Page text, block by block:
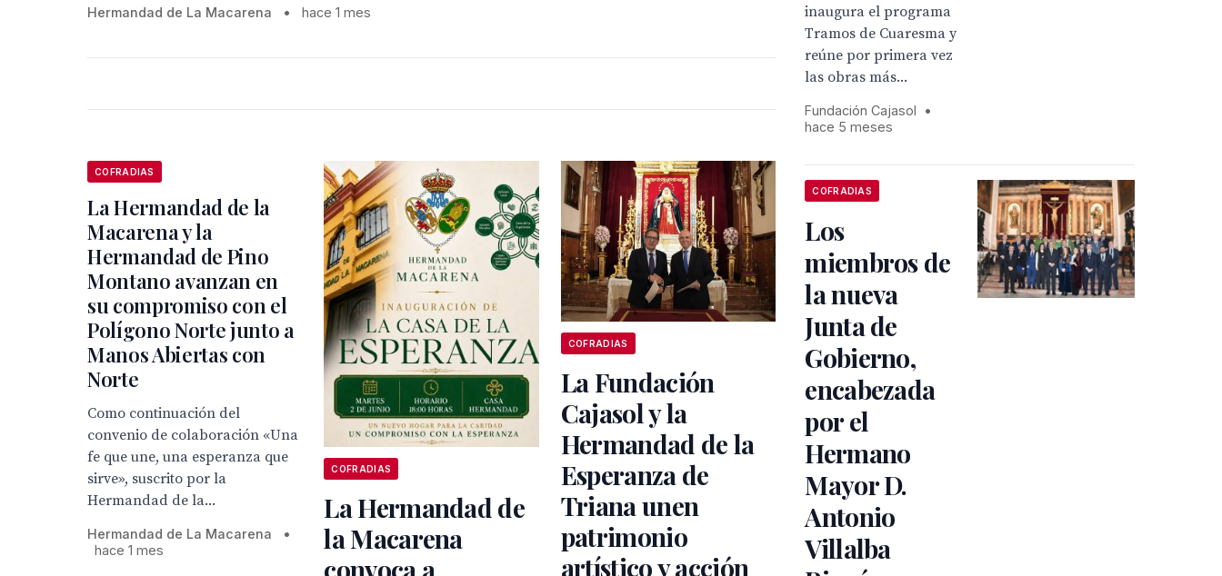
Hermandad de La Macarena • hace 1 mes
COFRADIAS
La Hermandad de la
Macarena y la
Hermandad de Pino
Montano avanzan en
su compromiso con el
Polígono Norte junto a
Manos Abiertas con
Norte
Como continuación del
convenio de colaboración «Una
fe que une, una esperanza que
sirve», suscrito por la
Hermandad de la...
Hermandad de La Macarena
•
hace 1 mes
COFRADIAS
La Hermandad de
la Macarena
convoca a
COFRADIAS
La Fundación
Cajasol y la
Hermandad de la
Esperanza de
Triana unen
patrimonio
artístico y acción
inaugura el programa
Tramos de Cuaresma y
reúne por primera vez
las obras más...
Fundación Cajasol
•
hace 5 meses
COFRADIAS
Los
miembros de
la nueva
Junta de
Gobierno,
encabezada
por el
Hermano
Mayor D.
Antonio
Villalba